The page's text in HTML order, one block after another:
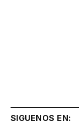
SIGUENOS EN: